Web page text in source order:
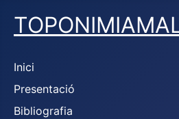
Inici
Presentació
Bibliografia